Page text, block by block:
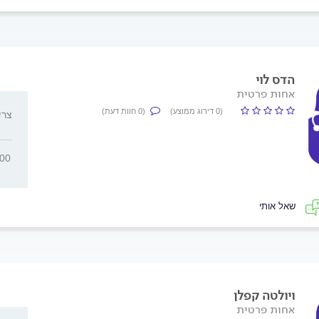
הדס לוי
אחות פרטית
(0 דירוג ממוצע) (0 חוות דעת) ,
שאל אותי
ויולטה קפלן
אחות פרטית